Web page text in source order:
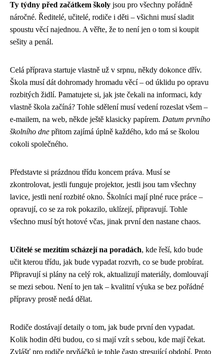
Ty týdny před začátkem školy jsou pro všechny pořádně
náročné. Ředitelé, učitelé, rodiče i děti – všichni musí sladit
spoustu věcí najednou. A věřte, že to není jen o tom si koupit
sešity a penál.
Celá příprava startuje vlastně už v srpnu, někdy dokonce dřív.
Škola musí dát dohromady hromadu věcí – od úklidu po opravu
rozbitých židlí. Pamatujete si, jak jste čekali na informaci, kdy
vlastně škola začíná? Tohle sdělení musí vedení rozeslat všem –
e-mailem, na web, někde ještě klasicky papírem. Datum prvního
školního dne přitom zajímá úplně každého, kdo má se školou
cokoli společného.
Představte si prázdnou třídu koncem práva. Musí se
zkontrolovat, jestli funguje projektor, jestli jsou tam všechny
lavice, jestli není rozbité okno. Školníci mají plné ruce práce –
opravují, co se za rok pokazilo, uklízejí, připravují. Tohle
všechno musí být hotové včas, jinak první den nastane chaos.
Učitelé se mezitím scházejí na poradách, kde řeší, kdo bude
učit kterou třídu, jak bude vypadat rozvrh, co se bude probírat.
Připravují si plány na celý rok, aktualizují materiály, domlouvají
se mezi sebou. Není to jen tak – kvalitní výuka se bez pořádné
přípravy prostě nedá dělat.
Rodiče dostávají detaily o tom, jak bude první den vypadat.
Kolik hodin děti budou, co si mají vzít s sebou, kde mají čekat.
Zvlášť pro rodiče prvňáčků je tohle často stresující období. Proto